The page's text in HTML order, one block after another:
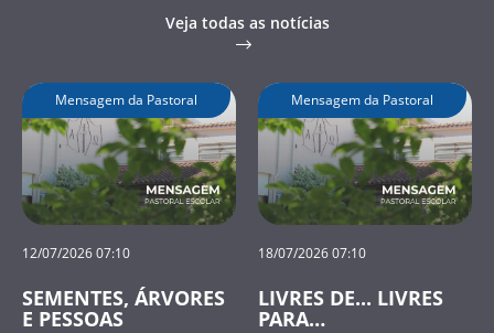
Veja todas as notícias
Mensagem da Pastoral
12/07/2026 07:10
SEMENTES, ÁRVORES
E PESSOAS
Mensagem da Pastoral
18/07/2026 07:10
LIVRES DE... LIVRES
PARA…